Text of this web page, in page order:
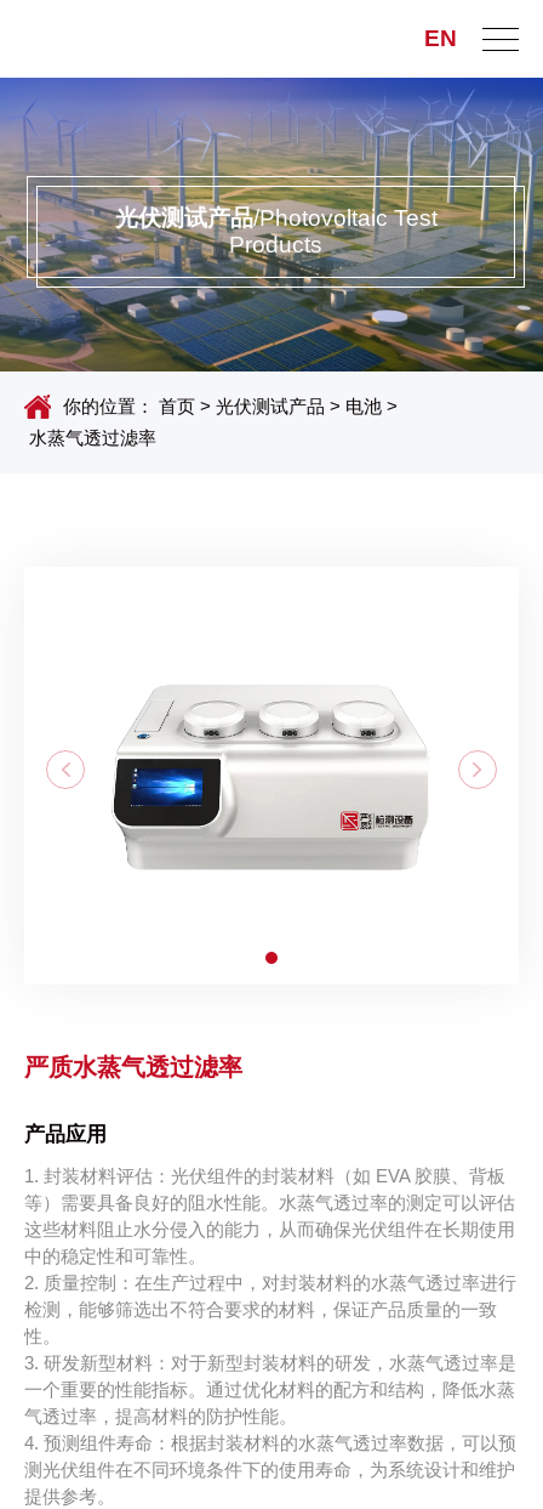
EN
光伏测试产品/Photovoltaic Test
Products
你的位置： 首页 > 光伏测试产品 > 电池 >
水蒸气透过滤率
严质水蒸气透过滤率
产品应用
1. 封装材料评估：光伏组件的封装材料（如 EVA 胶膜、背板
等）需要具备良好的阻水性能。水蒸气透过率的测定可以评估
这些材料阻止水分侵入的能力，从而确保光伏组件在长期使用
中的稳定性和可靠性。
2. 质量控制：在生产过程中，对封装材料的水蒸气透过率进行
检测，能够筛选出不符合要求的材料，保证产品质量的一致
性。
3. 研发新型材料：对于新型封装材料的研发，水蒸气透过率是
一个重要的性能指标。通过优化材料的配方和结构，降低水蒸
气透过率，提高材料的防护性能。
4. 预测组件寿命：根据封装材料的水蒸气透过率数据，可以预
测光伏组件在不同环境条件下的使用寿命，为系统设计和维护
提供参考。